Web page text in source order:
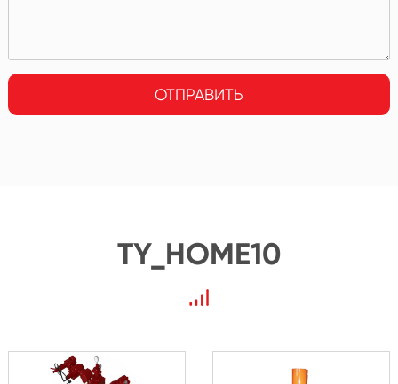
ОТПРАВИТЬ
TY_HOME10